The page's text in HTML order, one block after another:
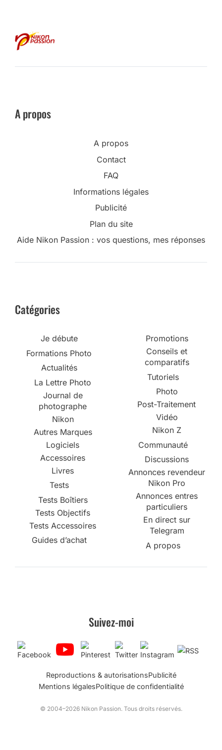
A propos
A propos
Contact
FAQ
Informations légales
Publicité
Plan du site
Aide Nikon Passion : vos questions, mes réponses
Catégories
Je débute
Formations Photo
Actualités
La Lettre Photo
Journal de
photographe
Nikon
Autres Marques
Logiciels
Accessoires
Livres
Tests
Tests Boîtiers
Tests Objectifs
Tests Accessoires
Guides d’achat
Promotions
Conseils et
comparatifs
Tutoriels
Photo
Post-Traitement
Vidéo
Nikon Z
Communauté
Discussions
Annonces revendeur
Nikon Pro
Annonces entres
particuliers
En direct sur
Telegram
A propos
Suivez-moi
Reproductions & autorisationsPublicité
Mentions légalesPolitique de confidentialité
© 2004–2026 Nikon Passion. Tous droits réservés.